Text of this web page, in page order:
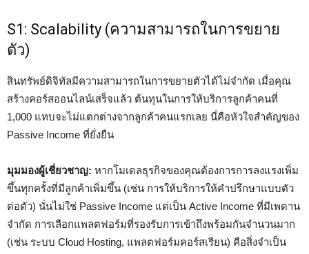
S1: Scalability (ความสามารถในการขยาย
ตัว)
สินทรัพย์ดิจิทัลมีความสามารถในการขยายตัวได้ไม่จำกัด เมื่อคุณ
สร้างคอร์สออนไลน์เสร็จแล้ว ต้นทุนในการให้บริการลูกค้าคนที่
1,000 แทบจะไม่แตกต่างจากลูกค้าคนแรกเลย นี่คือหัวใจสำคัญของ
Passive Income ที่ยั่งยืน
มุมมองผู้เชี่ยวชาญ: หากโมเดลธุรกิจของคุณต้องการการลงแรงเพิ่ม
ขึ้นทุกครั้งที่มีลูกค้าเพิ่มขึ้น (เช่น การให้บริการให้คำปรึกษาแบบตัว
ต่อตัว) นั่นไม่ใช่ Passive Income แต่เป็น Active Income ที่มีเพดาน
จำกัด การเลือกแพลตฟอร์มที่รองรับการเข้าถึงพร้อมกันจำนวนมาก
(เช่น ระบบ Cloud Hosting, แพลตฟอร์มคอร์สเรียน) คือสิ่งจำเป็น